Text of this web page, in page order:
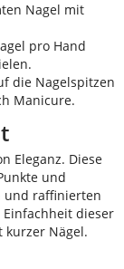
Nagel mit
pro Hand
die Nagelspitzen
Manicure.
Eleganz. Diese
und
und raffinierten
dieser
kurzer Nägel.